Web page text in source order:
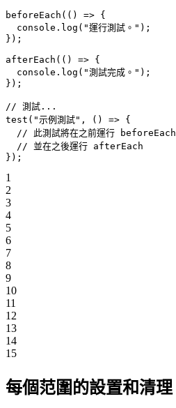
beforeEach (() => {
  console.
log ( "運行測試。" );
});
afterEach (() => {
  console.
log ( "測試完成。" );
});
// 測試...
test ( "示例測試" , () => {
  // 此測試將在之前運行 beforeEach
  // 並在之後運行 afterEach
});
1
2
3
4
5
6
7
8
9
10
11
12
13
14
15
每個范圍的設置和清理